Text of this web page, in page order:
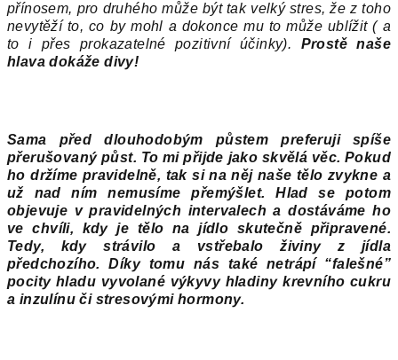
přínosem, pro druhého může být tak velký stres, že z toho
nevytěží to, co by mohl a dokonce mu to může ublížit ( a
to i přes prokazatelné pozitivní účinky). Prostě naše
hlava dokáže divy!
Sama před dlouhodobým půstem preferuji spíše
přerušovaný půst. To mi přijde jako skvělá věc. Pokud
ho držíme pravidelně, tak si na něj naše tělo zvykne a
už nad ním nemusíme přemýšlet. Hlad se potom
objevuje v pravidelných intervalech a dostáváme ho
ve chvíli, kdy je tělo na jídlo skutečně připravené.
Tedy, kdy strávilo a vstřebalo živiny z jídla
předchozího. Díky tomu nás také netrápí “falešné”
pocity hladu vyvolané výkyvy hladiny krevního cukru
a inzulínu či stresovými hormony.